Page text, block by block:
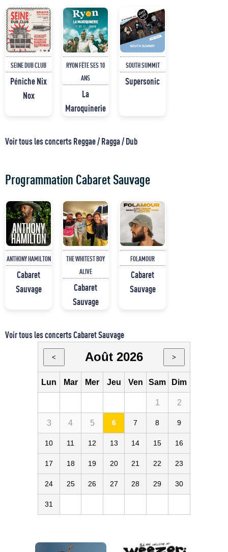
SEINE DUB CLUB
Péniche Nix
Nox
RYON FÊTE SES 10
ANS
La
Maroquinerie
SOUTH SUMMIT
Supersonic
Voir tous les concerts Reggae / Ragga / Dub
Programmation Cabaret Sauvage
ANTHONY HAMILTON
Cabaret
Sauvage
THE WHITEST BOY
ALIVE
Cabaret
Sauvage
FOLAMOUR
Cabaret
Sauvage
Voir tous les concerts Cabaret Sauvage
< Août 2026 >
Lun Mar Mer Jeu Ven Sam Dim
1 2
3 4 5 6 7 8 9
10 11 12 13 14 15 16
17 18 19 20 21 22 23
24 25 26 27 28 29 30
31